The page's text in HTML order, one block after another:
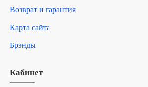
Возврат и гарантия
Карта сайта
Брэнды
Кабинет